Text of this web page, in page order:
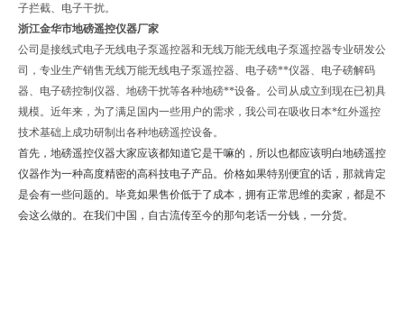
子拦截、电子干扰。
浙江金华市地磅遥控仪器厂家
公司是接线式电子无线电子泵遥控器和无线万能无线电子泵遥控器专业研发公
司，专业生产销售无线万能无线电子泵遥控器、电子磅**仪器、电子磅解码
器、电子磅控制仪器、地磅干扰等各种地磅**设备。公司从成立到现在已初具
规模。近年来，为了满足国内一些用户的需求，我公司在吸收日本*红外遥控
技术基础上成功研制出各种地磅遥控设备。
首先，地磅遥控仪器大家应该都知道它是干嘛的，所以也都应该明白地磅遥控
仪器作为一种高度精密的高科技电子产品。价格如果特别便宜的话，那就肯定
是会有一些问题的。毕竟如果售价低于了成本，拥有正常思维的卖家，都是不
会这么做的。在我们中国，自古流传至今的那句老话一分钱，一分货。